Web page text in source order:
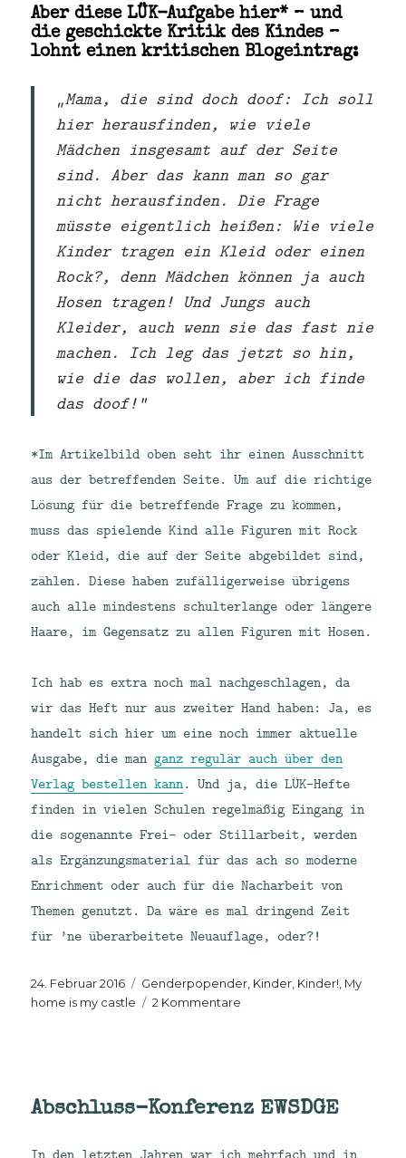
Aber diese LÜK-Aufgabe hier* – und
die geschickte Kritik des Kindes –
lohnt einen kritischen Blogeintrag:
„Mama, die sind doch doof: Ich soll
hier herausfinden, wie viele
Mädchen insgesamt auf der Seite
sind. Aber das kann man so gar
nicht herausfinden. Die Frage
müsste eigentlich heißen: Wie viele
Kinder tragen ein Kleid oder einen
Rock?, denn Mädchen können ja auch
Hosen tragen! Und Jungs auch
Kleider, auch wenn sie das fast nie
machen. Ich leg das jetzt so hin,
wie die das wollen, aber ich finde
das doof!“
*Im Artikelbild oben seht ihr einen Ausschnitt
aus der betreffenden Seite. Um auf die richtige
Lösung für die betreffende Frage zu kommen,
muss das spielende Kind alle Figuren mit Rock
oder Kleid, die auf der Seite abgebildet sind,
zählen. Diese haben zufälligerweise übrigens
auch alle mindestens schulterlange oder längere
Haare, im Gegensatz zu allen Figuren mit Hosen.
Ich hab es extra noch mal nachgeschlagen, da
wir das Heft nur aus zweiter Hand haben: Ja, es
handelt sich hier um eine noch immer aktuelle
Ausgabe, die man ganz regulär auch über den
Verlag bestellen kann. Und ja, die LÜK-Hefte
finden in vielen Schulen regelmäßig Eingang in
die sogenannte Frei- oder Stillarbeit, werden
als Ergänzungsmaterial für das ach so moderne
Enrichment oder auch für die Nacharbeit von
Themen genutzt. Da wäre es mal dringend Zeit
für ’ne überarbeitete Neuauflage, oder?!
Veröffentlicht
am
24. Februar 2016 Kategorien
Genderpopender Kinder, Kinder! My
home is my castle
2 Kommentare
Weiterdenken
Abschluss-Konferenz EWSDGE
In den letzten Jahren war ich mehrfach und in